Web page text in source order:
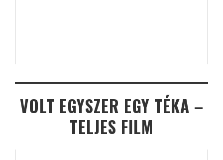
VOLT EGYSZER EGY TÉKA –
TELJES FILM